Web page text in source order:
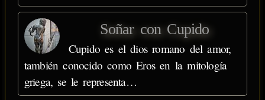
Soñar con Cupido
Cupido es el dios romano del amor,
también conocido como Eros en la mitología
griega, se le representa…